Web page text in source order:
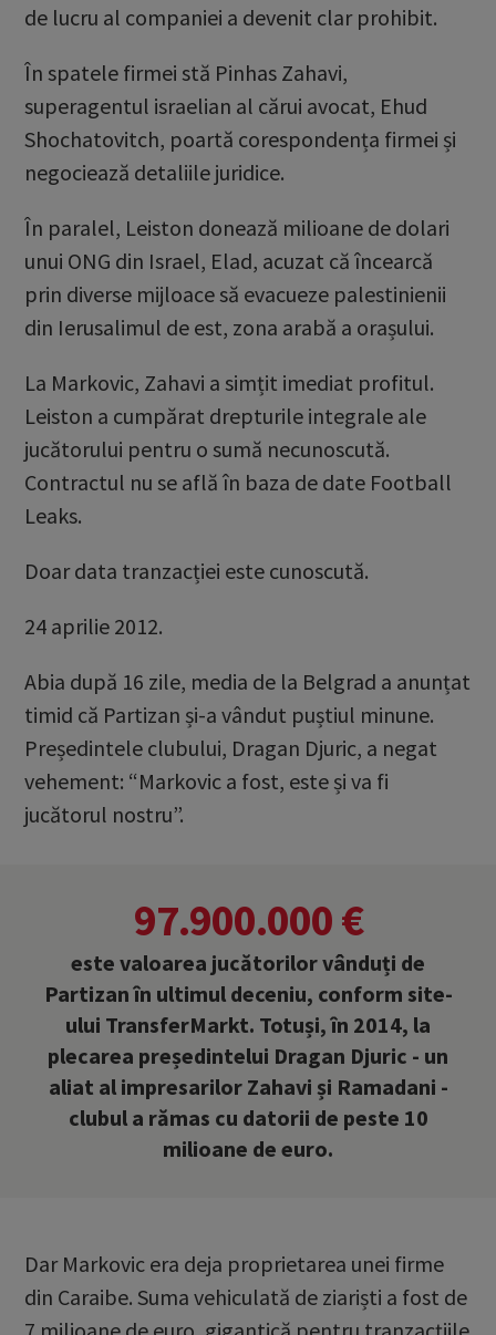
de lucru al companiei a devenit clar prohibit.
În spatele firmei stă Pinhas Zahavi,
superagentul israelian al cărui avocat, Ehud
Shochatovitch, poartă corespondența firmei și
negociează detaliile juridice.
În paralel, Leiston donează milioane de dolari
unui ONG din Israel, Elad, acuzat că încearcă
prin diverse mijloace să evacueze palestinienii
din Ierusalimul de est, zona arabă a orașului.
La Markovic, Zahavi a simțit imediat profitul.
Leiston a cumpărat drepturile integrale ale
jucătorului pentru o sumă necunoscută.
Contractul nu se află în baza de date Football
Leaks.
Doar data tranzacției este cunoscută.
24 aprilie 2012.
Abia după 16 zile, media de la Belgrad a anunțat
timid că Partizan și-a vândut puștiul minune.
Președintele clubului, Dragan Djuric, a negat
vehement: “Markovic a fost, este și va fi
jucătorul nostru”.
97.900.000 €
este valoarea jucătorilor vânduți de
Partizan în ultimul deceniu, conform site-
ului TransferMarkt. Totuși, în 2014, la
plecarea președintelui Dragan Djuric - un
aliat al impresarilor Zahavi și Ramadani -
clubul a rămas cu datorii de peste 10
milioane de euro.
Dar Markovic era deja proprietarea unei firme
din Caraibe. Suma vehiculată de ziariști a fost de